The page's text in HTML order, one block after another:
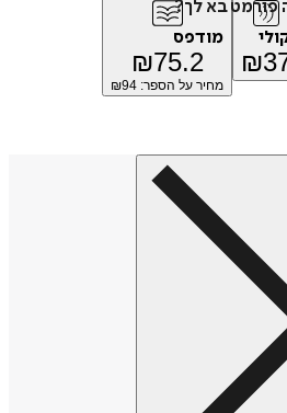
פורמט בא לך?
₪
מודפס
₪75.2
מחיר על הספר: ₪ 94